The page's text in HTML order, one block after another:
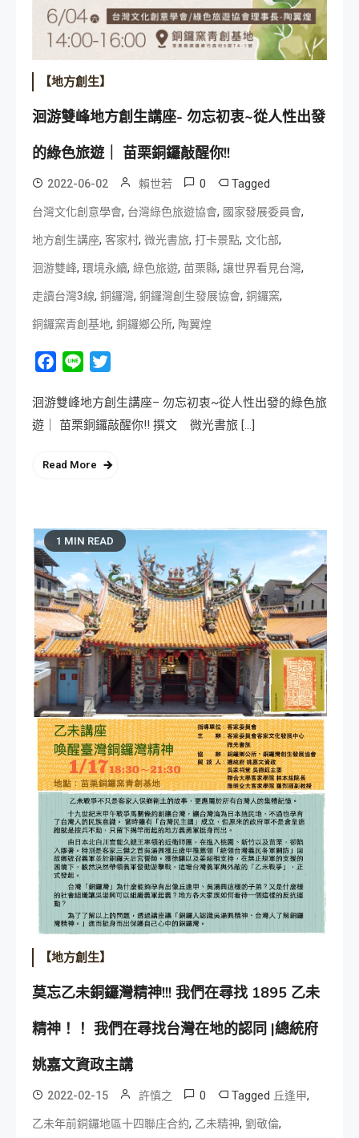
【地方創生】
洄游雙峰地方創生講座- 勿忘初衷~從人性出發
的綠色旅遊｜ 苗栗銅鑼敲醒你!!
2022-06-02 賴世若 0 Tagged
台灣文化創意學會, 台灣綠色旅遊協會, 國家發展委員會,
地方創生講座, 客家村, 微光書旅, 打卡景點, 文化部,
洄游雙峰, 環境永續, 綠色旅遊, 苗栗縣, 讓世界看見台灣,
走讀台灣3線, 銅鑼灣, 銅鑼灣創生發展協會, 銅鑼窯,
銅鑼窯青創基地, 銅鑼鄉公所, 陶翼煌
Facebook
Line
洄游雙峰地方創生講座– 勿忘初衷~從人性出發的綠色旅
遊｜ 苗栗銅鑼敲醒你!! 撰文 微光書旅 […]
Read More
1 MIN READ
【地方創生】
莫忘乙未銅鑼灣精神!!! 我們在尋找 1895 乙未
精神！！ 我們在尋找台灣在地的認同 |總統府
姚嘉文資政主講
2022-02-15 許慎之 0 Tagged 丘逢甲,
乙未年前銅鑼地區十四聯庄合約, 乙未精神, 劉敬倫,